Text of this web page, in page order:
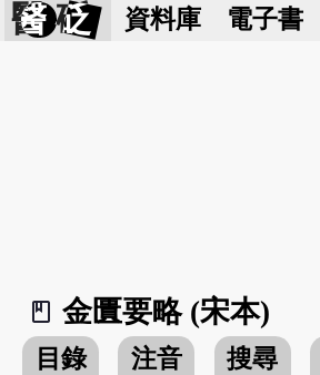
醫 砭 資料庫 電子書
book_2
金匱要略 (宋本)
目錄 注音 搜尋